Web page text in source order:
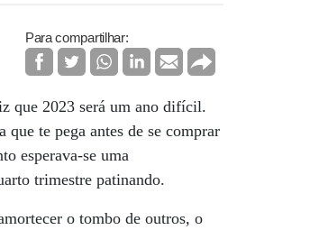
Para compartilhar:
que 2023 será um ano difícil.
te pega antes de se comprar
esperava-se uma
trimestre patinando.
o tombo de outros, o